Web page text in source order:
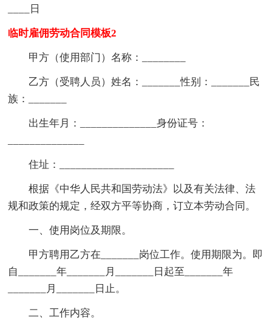
____日
临时雇佣劳动合同模板2
甲方（使用部门）名称：________
乙方（受聘人员）姓名：_______性别：_______民
族：_______
出生年月：______________身份证号：
住址：_____________________
根据《中华人民共和国劳动法》以及有关法律、法
规和政策的规定，经双方平等协商，订立本劳动合同。
一、使用岗位及期限。
甲方聘用乙方在_______岗位工作。使用期限为。即
自_______年_______月_______日起至_______年
_______月_______日止。
二、工作内容。